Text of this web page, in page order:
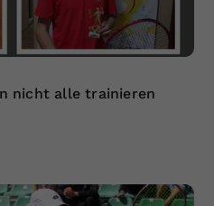
nicht alle trainieren